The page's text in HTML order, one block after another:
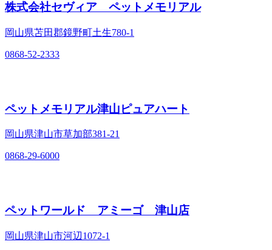
株式会社セヴィア ペットメモリアル
岡山県苫田郡鏡野町土生780-1
0868-52-2333
ペットメモリアル津山ピュアハート
岡山県津山市草加部381-21
0868-29-6000
ペットワールド アミーゴ 津山店
岡山県津山市河辺1072-1